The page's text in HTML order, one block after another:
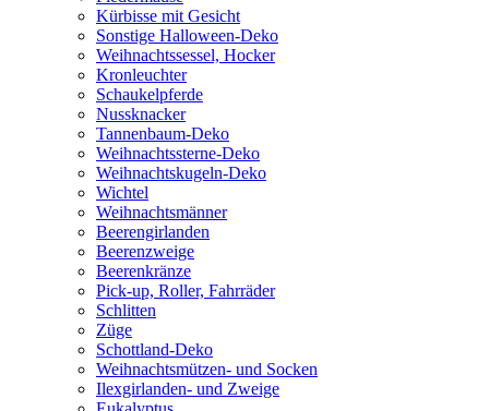
Kürbisse mit Gesicht
Sonstige Halloween-Deko
Weihnachtssessel, Hocker
Kronleuchter
Schaukelpferde
Nussknacker
Tannenbaum-Deko
Weihnachtssterne-Deko
Weihnachtskugeln-Deko
Wichtel
Weihnachtsmänner
Beerengirlanden
Beerenzweige
Beerenkränze
Pick-up, Roller, Fahrräder
Schlitten
Züge
Schottland-Deko
Weihnachtsmützen- und Socken
Ilexgirlanden- und Zweige